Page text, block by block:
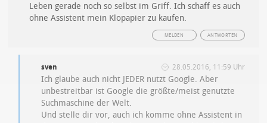
Leben gerade noch so selbst im Griff. Ich schaff es auch
ohne Assistent mein Klopapier zu kaufen.
ANTWORTEN
MELDEN
sven 28.05.2016, 11:59 Uhr
Ich glaube auch nicht JEDER nutzt Google. Aber
unbestreitbar ist Google die größte/meist genutzte
Suchmaschine der Welt.
Und stelle dir vor, auch ich komme ohne Assistent in